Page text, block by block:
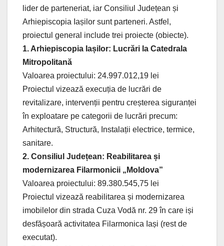
lider de parteneriat, iar Consiliul Județean și
Arhiepiscopia Iașilor sunt parteneri. Astfel,
proiectul general include trei proiecte (obiecte).
1. Arhiepiscopia Iașilor: Lucrări la Catedrala
Mitropolitană
Valoarea proiectului: 24.997.012,19 lei
Proiectul vizează execuția de lucrări de
revitalizare, intervenții pentru creșterea siguranței
în exploatare pe categorii de lucrări precum:
Arhitectură, Structură, Instalații electrice, termice,
sanitare.
2. Consiliul Județean: Reabilitarea și
modernizarea Filarmonicii „Moldova”
Valoarea proiectului: 89.380.545,75 lei
Proiectul vizează reabilitarea și modernizarea
imobilelor din strada Cuza Vodă nr. 29 în care iși
desfășoară activitatea Filarmonica Iași (rest de
executat).